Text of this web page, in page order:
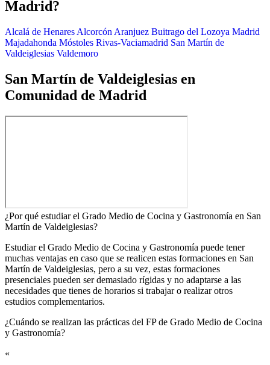
Madrid?
Alcalá de Henares Alcorcón Aranjuez Buitrago del Lozoya Madrid
Majadahonda Móstoles Rivas-Vaciamadrid San Martín de
Valdeiglesias Valdemoro
San Martín de Valdeiglesias en
Comunidad de Madrid
¿Por qué estudiar el Grado Medio de Cocina y Gastronomía en San
Martín de Valdeiglesias?
Estudiar el Grado Medio de Cocina y Gastronomía puede tener
muchas ventajas en caso que se realicen estas formaciones en San
Martín de Valdeiglesias, pero a su vez, estas formaciones
presenciales pueden ser demasiado rígidas y no adaptarse a las
necesidades que tienes de horarios si trabajar o realizar otros
estudios complementarios.
¿Cuándo se realizan las prácticas del FP de Grado Medio de Cocina
y Gastronomía?​
«